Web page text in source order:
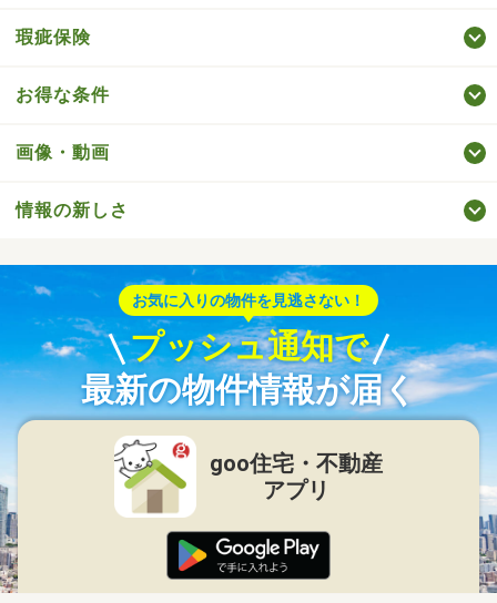
瑕疵保険
お得な条件
画像・動画
情報の新しさ
お気に入りの物件を見逃さない！
プッシュ通知で
最新の物件情報が届く
goo住宅・不動産
アプリ